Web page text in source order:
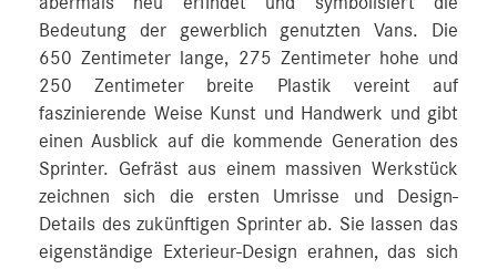
Bedeutung der gewerblich genutzten Vans. Die
650 Zentimeter lange, 275 Zentimeter hohe und
250 Zentimeter breite Plastik vereint auf
faszinierende Weise Kunst und Handwerk und gibt
einen Ausblick auf die kommende Generation des
Sprinter. Gefräst aus einem massiven Werkstück
zeichnen sich die ersten Umrisse und Design-
Details des zukünftigen Sprinter ab. Sie lassen das
eigenständige Exterieur-Design erahnen, das sich